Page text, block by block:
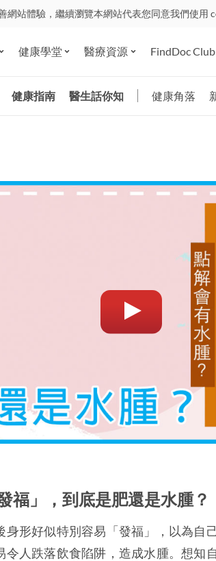
網站體驗，繼續瀏覽本網站代表您同意我們使用
健康學堂 醫療資源 FindDoc Club
健康指南 醫生話你知 健康角落
福」，到底是肥還是水腫？
身形好似特別容易「發福」，以為自
令人跌落飲食陷阱，造成水腫。想知